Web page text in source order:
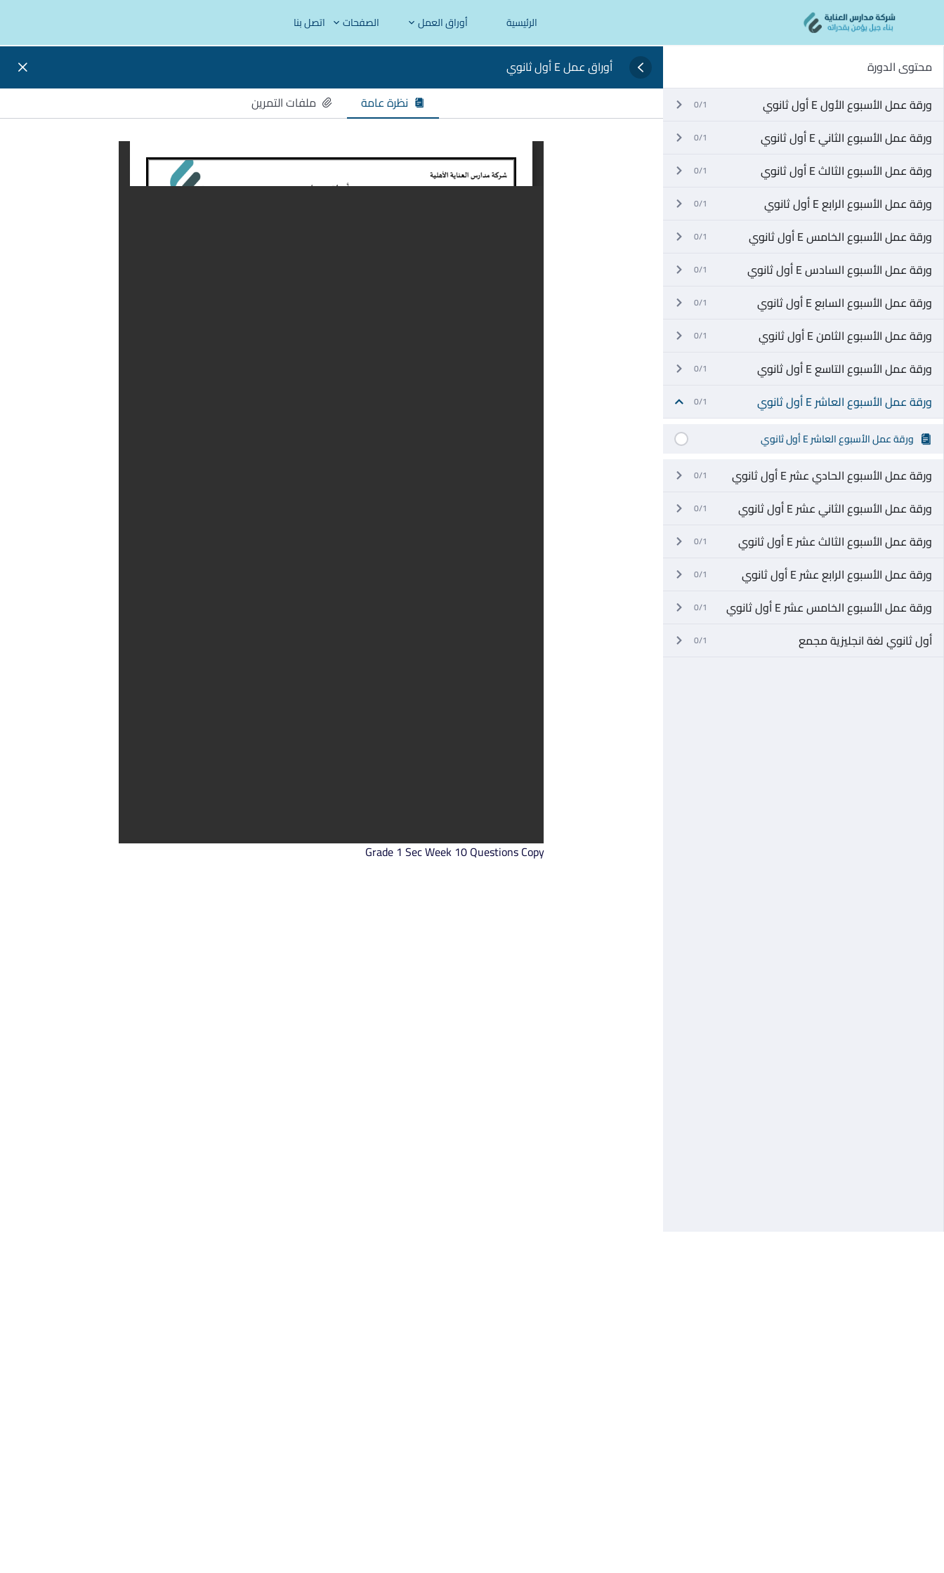
content
الرئيسية أوراق العمل الصفحات اتصل بنا
محتوى الدورة
ورقة عمل الأسبوع الأول E أول ثانوي
0/1
ورقة عمل الأسبوع الثاني E أول ثانوي 0/1
ورقة عمل الأسبوع الثالث E أول ثانوي 0/1
ورقة عمل الأسبوع الرابع E أول ثانوي 0/1
ورقة عمل الأسبوع الخامس E أول ثانوي 0/1
ورقة عمل الأسبوع السادس E أول ثانوي 0/1
ورقة عمل الأسبوع السابع E أول ثانوي 0/1
ورقة عمل الأسبوع الثامن E أول ثانوي 0/1
ورقة عمل الأسبوع التاسع E أول ثانوي 0/1
ورقة عمل الأسبوع العاشر E أول ثانوي 0/1
ورقة عمل الأسبوع العاشر E أول ثانوي
ورقة عمل الأسبوع الحادي عشر E أول ثانوي 0/1
ورقة عمل الأسبوع الثاني عشر E أول ثانوي 0/1
ورقة عمل الأسبوع الثالث عشر E أول ثانوي 0/1
ورقة عمل الأسبوع الرابع عشر E أول ثانوي 0/1
ورقة عمل الأسبوع الخامس عشر E أول ثانوي 0/1
أول ثانوي لغة انجليزية مجمع 0/1
أوراق عمل E أول ثانوي
نظرة عامة
ملفات التمرين
Grade 1 Sec Week 10 Questions Copy